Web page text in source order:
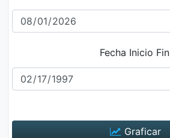
Fecha Inicio Fin
Graficar